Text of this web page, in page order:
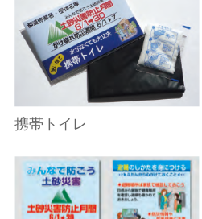
携帯トイレ